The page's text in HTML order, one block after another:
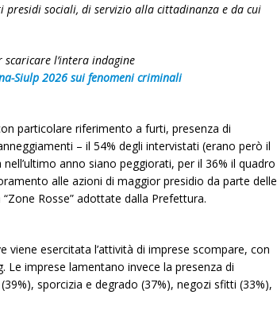
presidi sociali, di servizio alla cittadinanza e da cui
l’intera indagine
Siulp 2026 sui fenomeni criminali
particolare riferimento a furti, presenza di
– il 54% degli intervistati (erano però il
anno siano peggiorati, per il 36% il quadro
alle azioni di maggior presidio da parte delle
Rosse” adottate dalla Prefettura.
viene esercitata l’attività di imprese scompare, con
imprese lamentano invece la presenza di
sporcizia e degrado (37%), negozi sfitti (33%),